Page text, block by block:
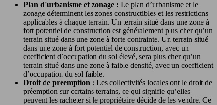
Plan d’urbanisme et zonage : Le plan d’urbanisme et le
zonage déterminent les zones constructibles et les restrictions
applicables à chaque terrain. Un terrain situé dans une zone à
fort potentiel de construction est généralement plus cher qu’un
terrain situé dans une zone à forte contrainte. Un terrain situé
dans une zone à fort potentiel de construction, avec un
coefficient d’occupation du sol élevé, sera plus cher qu’un
terrain situé dans une zone à faible densité, avec un coefficient
d’occupation du sol faible.
Droit de préemption : Les collectivités locales ont le droit de
préemption sur certains terrains, ce qui signifie qu’elles
peuvent les racheter si le propriétaire décide de les vendre. Ce